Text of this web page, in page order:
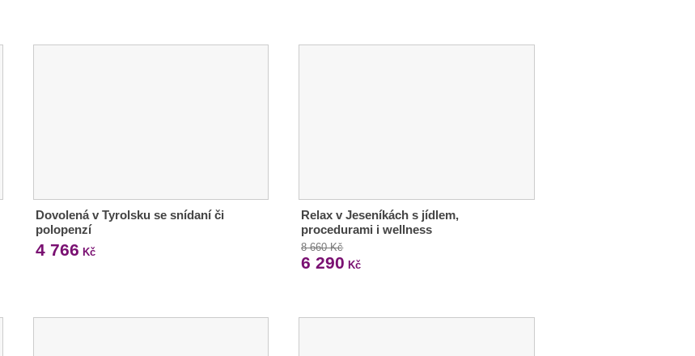
Dovolená v Tyrolsku se snídaní či
polopenzí
4 766 Kč
Relax v Jeseníkách s jídlem,
procedurami i wellness
8 660 Kč
6 290 Kč